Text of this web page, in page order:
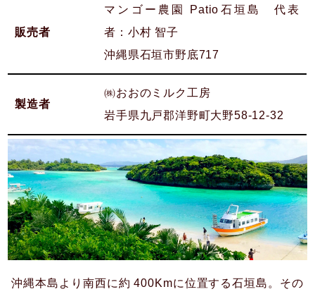
販売者
マンゴー農園 Patio石垣島 代表
者：小村 智子
沖縄県石垣市野底717
製造者
㈱おおのミルク工房
岩手県九戸郡洋野町大野58-12-32
沖縄本島より南西に約 400Kmに位置する石垣島。その